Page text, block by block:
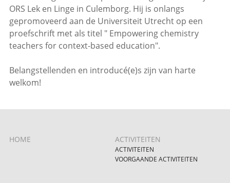
ORS Lek en Linge in Culemborg. Hij is onlangs
gepromoveerd aan de Universiteit Utrecht op een
proefschrift met als titel " Empowering chemistry
teachers for context-based education".
Belangstellenden en introducé(e)s zijn van harte
welkom!
HOME ACTIVITEITEN
ACTIVITEITEN
VOORGAANDE ACTIVITEITEN